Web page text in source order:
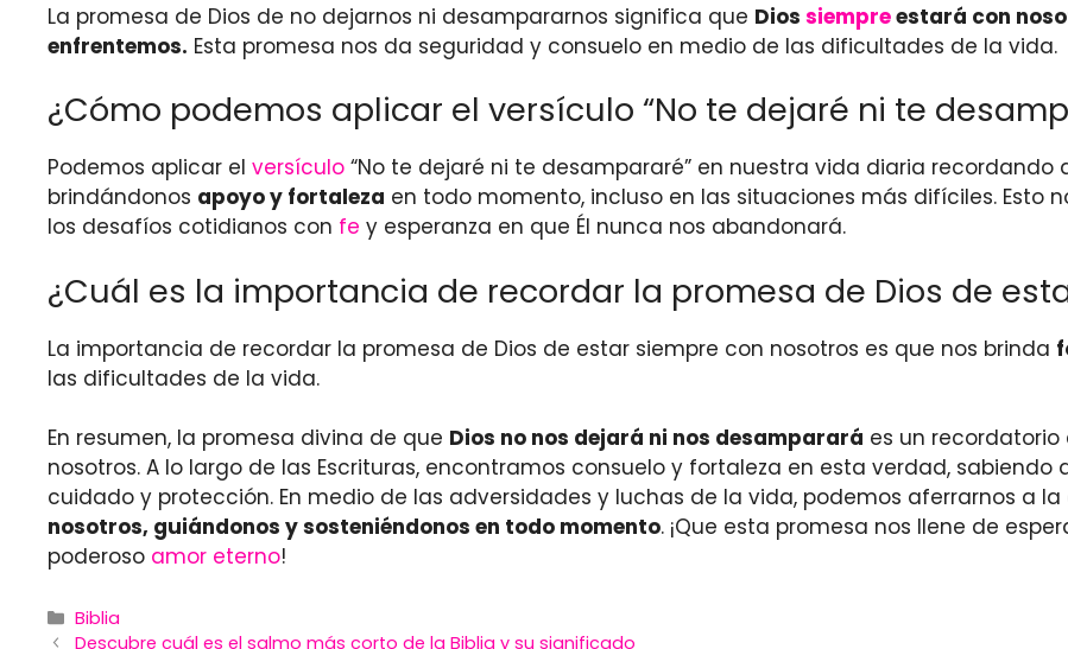
La promesa de Dios de no dejarnos ni desampararnos significa que Dios siempreestará con
enfrentemos. Esta promesa nos da seguridad y consuelo en medio de las dificultades de la vida.
¿Cómo podemos aplicar el versículo “No te dejaré ni te
Podemos aplicar el versículo “No te dejaré ni te desampararé” en nuestra vida diaria recordando
brindándonos apoyo y fortaleza en todo momento, incluso en las situaciones más difíciles. Esto
los desafíos cotidianos con fe y esperanza en que Él nunca nos abandonará.
¿Cuál es la importancia de recordar la promesa de Dios de
La importancia de recordar la promesa de Dios de estar siempre con nosotros es que nos brinda
las dificultades de la vida.
En resumen, la promesa divina de que Dios no nos dejará ni nos desamparará es un
nosotros. A lo largo de las Escrituras, encontramos consuelo y fortaleza en esta verdad,
cuidado y protección. En medio de las adversidades y luchas de la vida, podemos aferrarnos a
nosotros, guiándonos y sosteniéndonos en todo momento. ¡Que esta promesa nos llene de
poderoso amor eterno!
Categories
Biblia
Descubre cuál es el salmo más corto de la Biblia y su significado